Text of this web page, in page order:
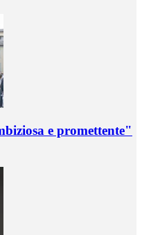
e promettente"